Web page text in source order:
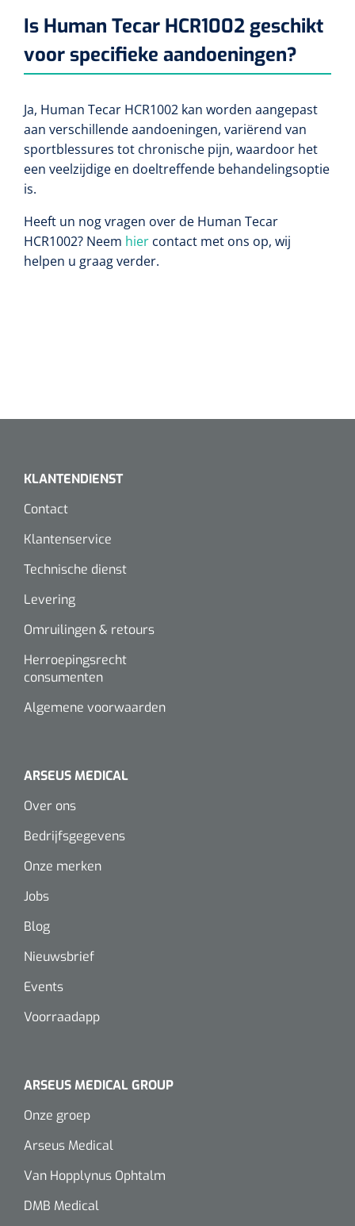
INR-metingen
Serologie
Rapid tests
Toebehoren
Oefenmatten
Oefenballen
Evenwicht & coördinatie
Oefenbanden
Stuitreiniging
Handdesinfectie
Douche en bad
Luchtverfrissers
Toebehoren mortuarium
Autoclaven
Instrumentenreinigers
Kripwindels
Zelfklevende steunverbanden
Tubulaire verbanden
Elastische fixatiewindels
Verbandsets
Afdeklakens
Steriele velden
Chronische wondzorgproducten
Zilververbanden
Schuimverbanden
Paraffine verbanden
Diversen
Kleeflaag removers
Watten
Wondreinigers
Is Human Tecar HCR1002 geschikt
voor specifieke aandoeningen?
Ja, Human Tecar HCR1002 kan worden aangepast
aan verschillende aandoeningen, variërend van
sportblessures tot chronische pijn, waardoor het
een veelzijdige en doeltreffende behandelingsoptie
is.
Heeft un nog vragen over de Human Tecar
HCR1002? Neem hier contact met ons op, wij
helpen u graag verder.
KLANTENDIENST
Contact
Klantenservice
Technische dienst
Levering
Omruilingen & retours
Herroepingsrecht
consumenten
Algemene voorwaarden
ARSEUS MEDICAL
Over ons
Bedrijfsgegevens
Onze merken
Jobs
Blog
Nieuwsbrief
Events
Voorraadapp
ARSEUS MEDICAL GROUP
Onze groep
Arseus Medical
Van Hopplynus Ophtalm
DMB Medical